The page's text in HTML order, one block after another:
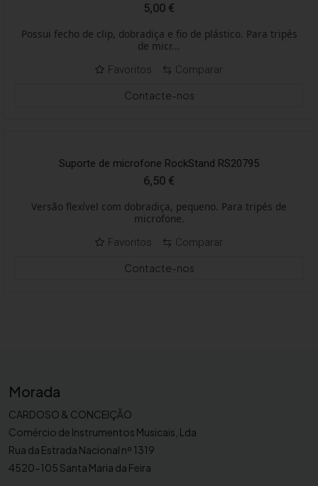
5,00 €
Possui fecho de clip, dobradiça e fio de plástico. Para tripés
de micr...
Favoritos
Comparar
Contacte-nos
Suporte de microfone RockStand RS20795
6,50 €
Versão flexível com dobradiça, pequeno. Para tripés de
microfone.
Favoritos
Comparar
Contacte-nos
Morada
CARDOSO & CONCEIÇÃO
Comércio de Instrumentos Musicais, Lda
Rua da Estrada Nacional nº 1319
4520-105 Santa Maria da Feira